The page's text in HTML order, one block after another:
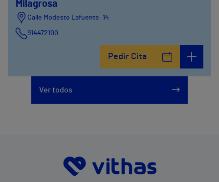
Milagrosa
Calle Modesto Lafuente, 14
914472100
Pedir Cita
Ver todos